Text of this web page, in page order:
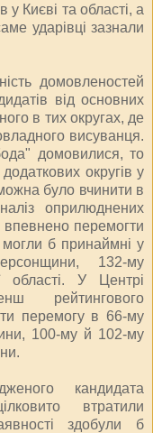
у Києві та області, а
ударівці зазнали
домовленостей
від основних
в тих округах, де
висуванця.
домовилися, то
округів у
було вчинити в
оприлюднених
перемогти
могли б принаймні у
132-му
області. У Центрі
рейтингового
перемогу в 66-му
100-му й 102-му
кандидата
втратили
здобули б